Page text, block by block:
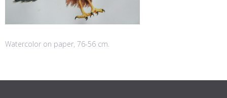
Watercolor on paper, 76-56 cm.